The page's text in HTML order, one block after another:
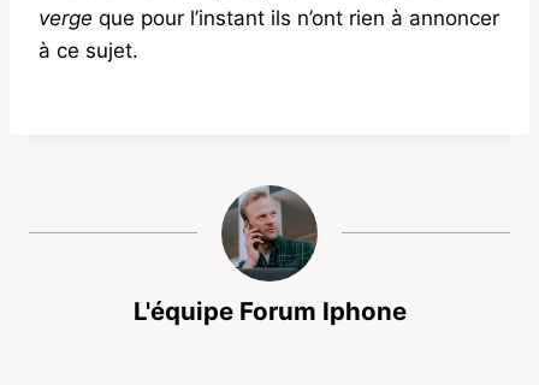
verge que pour l’instant ils n’ont rien à annoncer
à ce sujet.
L'équipe Forum Iphone